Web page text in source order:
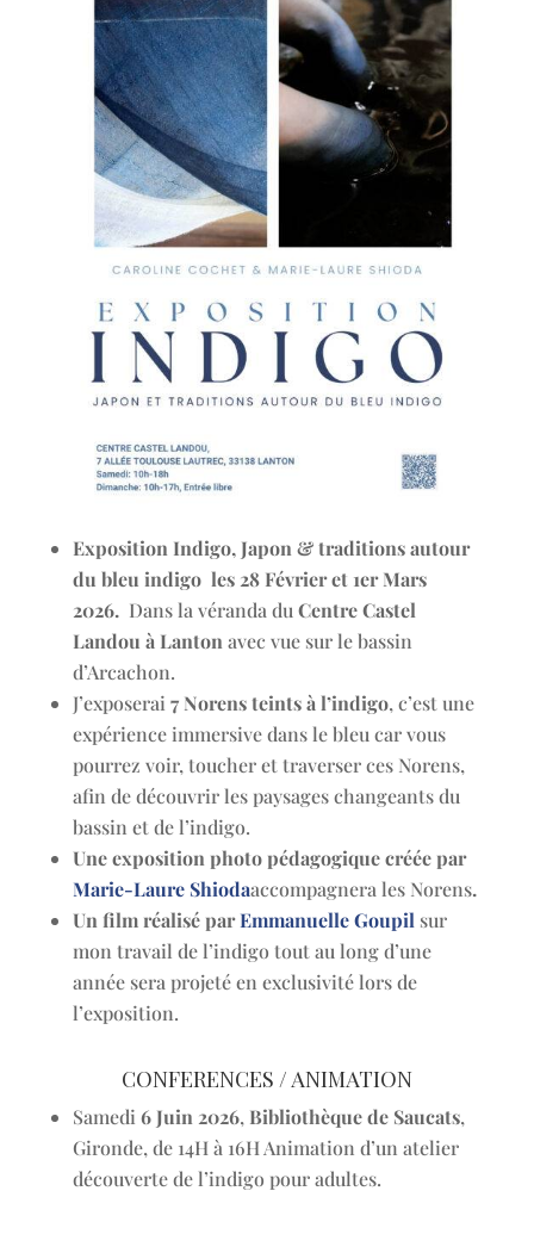
Exposition Indigo, Japon & traditions autour
du bleu indigo les 28 Février et 1er Mars
2026.Dans la véranda duCentre Castel
Landou à Lantonavec vue sur le bassin
d’Arcachon.
J’exposerai7 Norens teints à l’indigo, c’est une
expérience immersive dans le bleu car vous
pourrez voir, toucher et traverser ces Norens,
afin de découvrir les paysages changeants du
bassin et de l’indigo.
Une exposition photo pédagogique créée par
Marie-Laure Shiodaaccompagnera les Norens.
Un film réalisé parEmmanuelle Goupil sur
mon travail de l’indigo tout au long d’une
année sera projeté en exclusivité lors de
l’exposition.
CONFERENCES / ANIMATION
Samedi6 Juin 2026, Bibliothèque de Saucats,
Gironde, de 14H à 16H Animation d’un atelier
découverte de l’indigo pour adultes.